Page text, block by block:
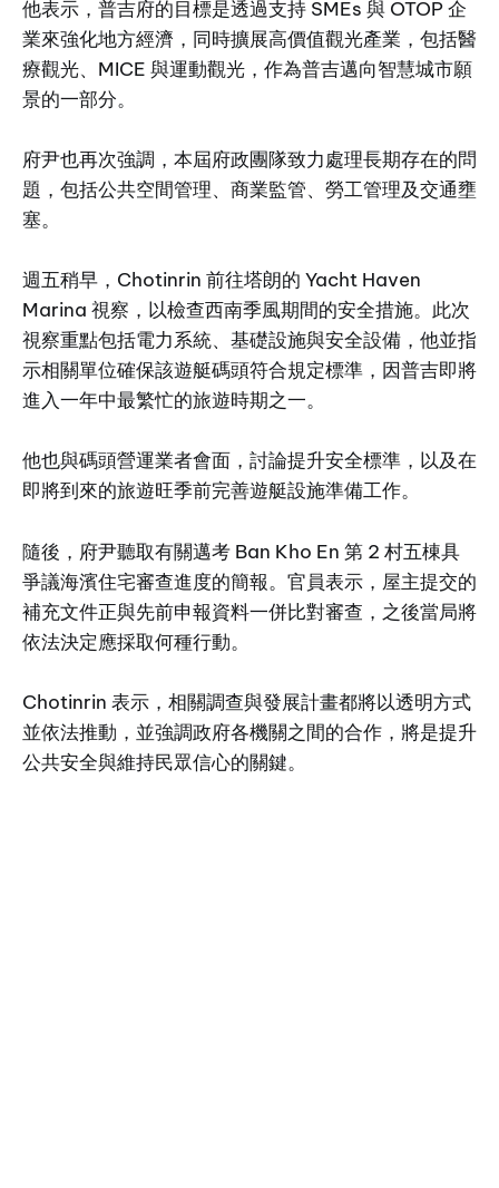
他表示，普吉府的目標是透過支持 SMEs 與 OTOP 企
業來強化地方經濟，同時擴展高價值觀光產業，包括醫
療觀光、MICE 與運動觀光，作為普吉邁向智慧城市願
景的一部分。
府尹也再次強調，本屆府政團隊致力處理長期存在的問
題，包括公共空間管理、商業監管、勞工管理及交通壅
塞。
週五稍早，Chotinrin 前往塔朗的 Yacht Haven
Marina 視察，以檢查西南季風期間的安全措施。此次
視察重點包括電力系統、基礎設施與安全設備，他並指
示相關單位確保該遊艇碼頭符合規定標準，因普吉即將
進入一年中最繁忙的旅遊時期之一。
他也與碼頭營運業者會面，討論提升安全標準，以及在
即將到來的旅遊旺季前完善遊艇設施準備工作。
隨後，府尹聽取有關邁考 Ban Kho En 第 2 村五棟具
爭議海濱住宅審查進度的簡報。官員表示，屋主提交的
補充文件正與先前申報資料一併比對審查，之後當局將
依法決定應採取何種行動。
Chotinrin 表示，相關調查與發展計畫都將以透明方式
並依法推動，並強調政府各機關之間的合作，將是提升
公共安全與維持民眾信心的關鍵。